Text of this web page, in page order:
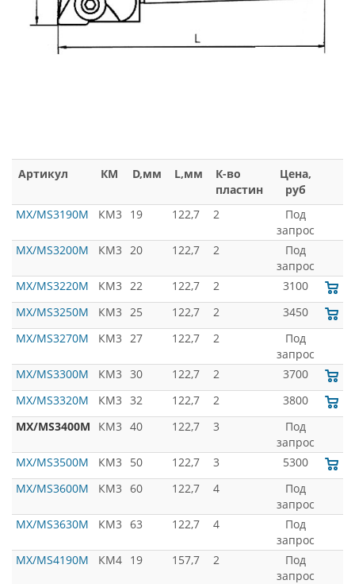
Артикул КМ D,мм L,мм
К-во
пластин
Цена,
руб
MX/MS3190M
КМ3 19 122,7 2
Под
запрос
MX/MS3200M
КМ3 20 122,7 2
Под
запрос
MX/MS3220M
КМ3 22 122,7 2
3100
MX/MS3250M
КМ3 25 122,7 2
3450
MX/MS3270M
КМ3 27 122,7 2
Под
запрос
MX/MS3300M
КМ3 30 122,7 2
3700
MX/MS3320M
КМ3 32 122,7 2
3800
MX/MS3400M
КМ3 40 122,7 3
Под
запрос
MX/MS3500M
КМ3 50 122,7 3
5300
MX/MS3600M
КМ3 60 122,7 4
Под
запрос
MX/MS3630M
КМ3 63 122,7 4
Под
запрос
MX/MS4190M
КМ4 19 157,7 2
Под
запрос